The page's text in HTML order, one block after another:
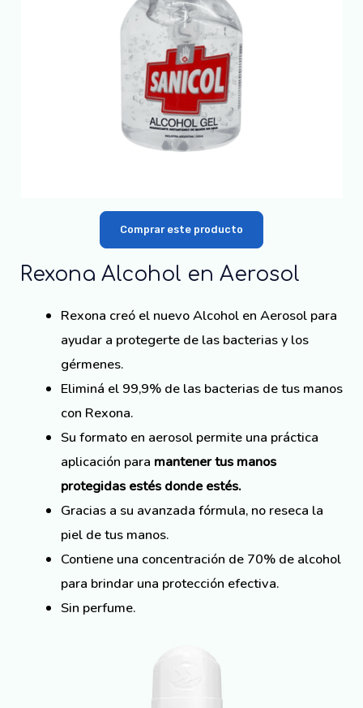
Comprar este producto
Rexona Alcohol en Aerosol
Rexona creó el nuevo Alcohol en Aerosol para
ayudar a protegerte de las bacterias y los
gérmenes.
Eliminá el 99,9% de las bacterias de tus manos
con Rexona.
Su formato en aerosol permite una práctica
aplicación para mantener tus manos
protegidas estés donde estés.
Gracias a su avanzada fórmula, no reseca la
piel de tus manos.
Contiene una concentración de 70% de alcohol
para brindar una protección efectiva.
Sin perfume.